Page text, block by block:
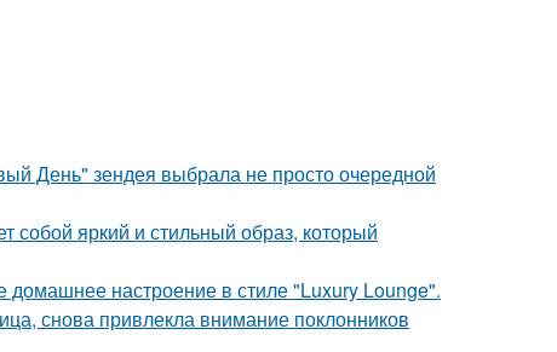
День" зендея выбрала не просто очередной
яркий и стильный образ, который
настроение в стиле "Luxury Lounge".
снова привлекла внимание поклонников